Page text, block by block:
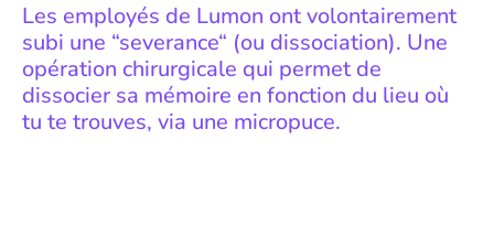
Les employés de Lumon ont volontairement
subi une “severance“ (ou dissociation). Une
opération chirurgicale qui permet de
dissocier sa mémoire en fonction du lieu où
tu te trouves, via une micropuce.